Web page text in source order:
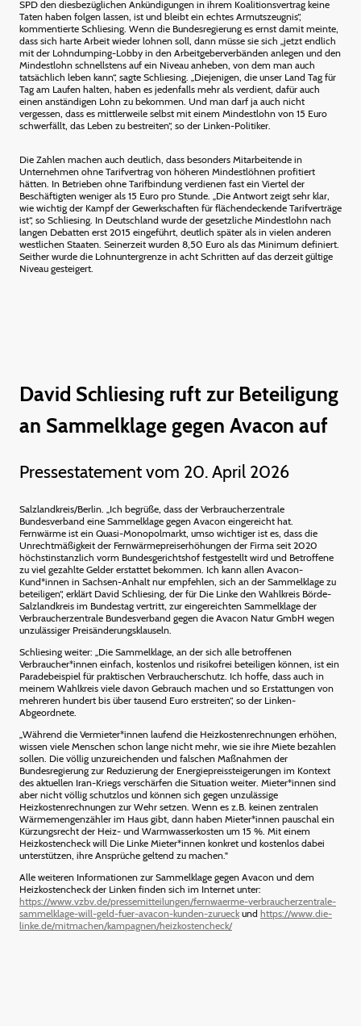
SPD den diesbezüglichen Ankündigungen in ihrem Koalitionsvertrag keine
Taten haben folgen lassen, ist und bleibt ein echtes Armutszeugnis“,
kommentierte Schliesing. Wenn die Bundesregierung es ernst damit meinte,
dass sich harte Arbeit wieder lohnen soll, dann müsse sie sich „jetzt endlich
mit der Lohndumping-Lobby in den Arbeitgeberverbänden anlegen und den
Mindestlohn schnellstens auf ein Niveau anheben, von dem man auch
tatsächlich leben kann“, sagte Schliesing. „Diejenigen, die unser Land Tag für
Tag am Laufen halten, haben es jedenfalls mehr als verdient, dafür auch
einen anständigen Lohn zu bekommen. Und man darf ja auch nicht
vergessen, dass es mittlerweile selbst mit einem Mindestlohn von 15 Euro
schwerfällt, das Leben zu bestreiten“, so der Linken-Politiker.
Die Zahlen machen auch deutlich, dass besonders Mitarbeitende in
Unternehmen ohne Tarifvertrag von höheren Mindestlöhnen profitiert
hätten. In Betrieben ohne Tarifbindung verdienen fast ein Viertel der
Beschäftigten weniger als 15 Euro pro Stunde. „Die Antwort zeigt sehr klar,
wie wichtig der Kampf der Gewerkschaften für flächendeckende Tarifverträge
ist“, so Schliesing. In Deutschland wurde der gesetzliche Mindestlohn nach
langen Debatten erst 2015 eingeführt, deutlich später als in vielen anderen
westlichen Staaten. Seinerzeit wurden 8,50 Euro als das Minimum definiert.
Seither wurde die Lohnuntergrenze in acht Schritten auf das derzeit gültige
Niveau gesteigert.
David Schliesing ruft zur Beteiligung
an Sammelklage gegen Avacon auf
Pressestatement vom 20. April 2026
Salzlandkreis/Berlin. „Ich begrüße, dass der Verbraucherzentrale
Bundesverband eine Sammelklage gegen Avacon eingereicht hat.
Fernwärme ist ein Quasi-Monopolmarkt, umso wichtiger ist es, dass die
Unrechtmäßigkeit der Fernwärmepreiserhöhungen der Firma seit 2020
höchstinstanzlich vorm Bundesgerichtshof festgestellt wird und Betroffene
zu viel gezahlte Gelder erstattet bekommen. Ich kann allen Avacon-
Kund*innen in Sachsen-Anhalt nur empfehlen, sich an der Sammelklage zu
beteiligen“, erklärt David Schliesing, der für Die Linke den Wahlkreis Börde-
Salzlandkreis im Bundestag vertritt, zur eingereichten Sammelklage der
Verbraucherzentrale Bundesverband gegen die Avacon Natur GmbH wegen
unzulässiger Preisänderungsklauseln.
Schliesing weiter: „Die Sammelklage, an der sich alle betroffenen
Verbraucher*innen einfach, kostenlos und risikofrei beteiligen können, ist ein
Paradebeispiel für praktischen Verbraucherschutz. Ich hoffe, dass auch in
meinem Wahlkreis viele davon Gebrauch machen und so Erstattungen von
mehreren hundert bis über tausend Euro erstreiten“, so der Linken-
Abgeordnete.
„Während die Vermieter*innen laufend die Heizkostenrechnungen erhöhen,
wissen viele Menschen schon lange nicht mehr, wie sie ihre Miete bezahlen
sollen. Die völlig unzureichenden und falschen Maßnahmen der
Bundesregierung zur Reduzierung der Energiepreissteigerungen im Kontext
des aktuellen Iran-Kriegs verschärfen die Situation weiter. Mieter*innen sind
aber nicht völlig schutzlos und können sich gegen unzulässige
Heizkostenrechnungen zur Wehr setzen. Wenn es z.B. keinen zentralen
Wärmemengenzähler im Haus gibt, dann haben Mieter*innen pauschal ein
Kürzungsrecht der Heiz- und Warmwasserkosten um 15 %. Mit einem
Heizkostencheck will Die Linke Mieter*innen konkret und kostenlos dabei
unterstützen, ihre Ansprüche geltend zu machen."
Alle weiteren Informationen zur Sammelklage gegen Avacon und dem
Heizkostencheck der Linken finden sich im Internet unter:
https://www.vzbv.de/pressemitteilungen/fernwaerme-verbraucherzentrale-
sammelklage-will-geld-fuer-avacon-kunden-zurueck und https://www.die-
linke.de/mitmachen/kampagnen/heizkostencheck/